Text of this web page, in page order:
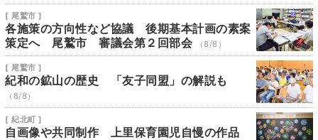
[ 尾鷲市 ]
各施策の方向性など協議 後期基本計画の素案
策定へ 尾鷲市 審議会第２回部会
（8/8）
[ 尾鷲市 ]
紀和の鉱山の歴史 「友子同盟」の解説も
（8/8）
[ 紀北町 ]
自画像や共同制作 上里保育園児自慢の作品